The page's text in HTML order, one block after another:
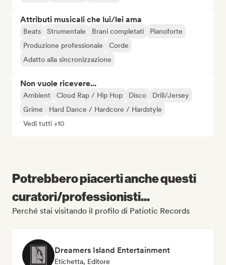
Attributi musicali che lui/lei ama
Beats Strumentale Brani completati
Pianoforte
Produzione professionale
Corde
Adatto alla sincronizzazione
Non vuole ricevere...
Ambient Cloud Rap / Hip Hop Disco
Drill/Jersey
Grime
Hard Dance / Hardcore / Hardstyle
Vedi tutti +10
Potrebbero piacerti anche questi
curatori/professionisti...
Perché stai visitando il profilo di Patiotic Records
Dreamers Island Entertainment
Etichetta, Editore